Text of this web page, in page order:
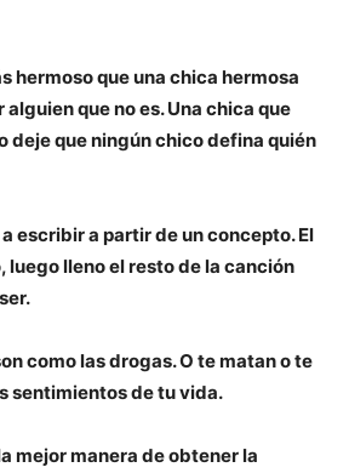
hermoso que una chica hermosa
que no es. Una chica que
deje que ningún chico defina quién
escribir a partir de un concepto. El
luego lleno el resto de la canción
como las drogas. O te matan o te
sentimientos de tu vida.
mejor manera de obtener la